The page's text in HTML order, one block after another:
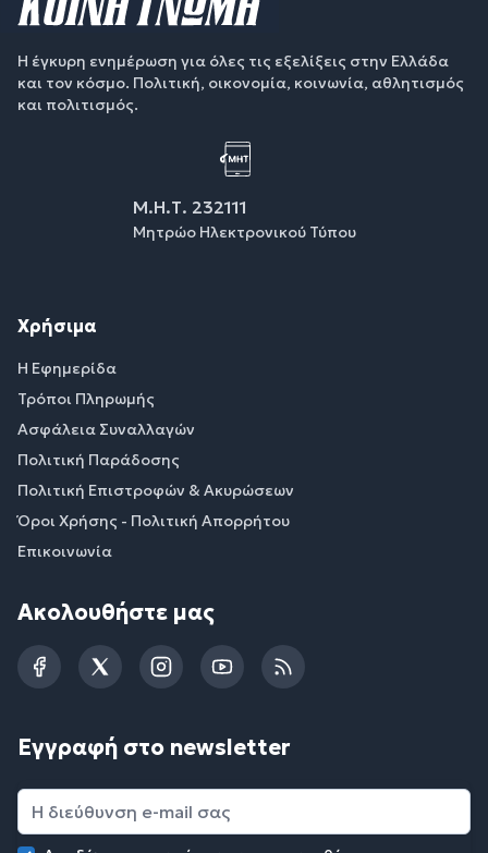
Η έγκυρη ενημέρωση για όλες τις εξελίξεις στην Ελλάδα
και τον κόσμο. Πολιτική, οικονομία, κοινωνία, αθλητισμός
και πολιτισμός.
Μ.Η.Τ. 232111
Μητρώο Ηλεκτρονικού Τύπου
Χρήσιμα
Η Εφημερίδα
Τρόποι Πληρωμής
Ασφάλεια Συναλλαγών
Πολιτική Παράδοσης
Πολιτική Επιστροφών & Ακυρώσεων
Όροι Χρήσης - Πολιτική Απορρήτου
Επικοινωνία
Ακολουθήστε μας
FacebookTwitterInstagramYouTubeRSS
Εγγραφή στο newsletter